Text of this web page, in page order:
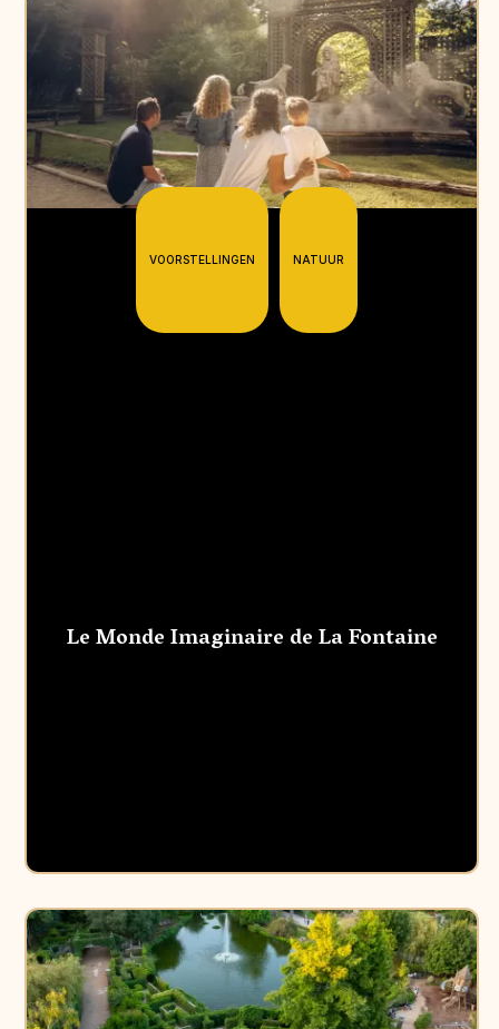
VOORSTELLINGEN NATUUR
Le Monde Imaginaire de La Fontaine